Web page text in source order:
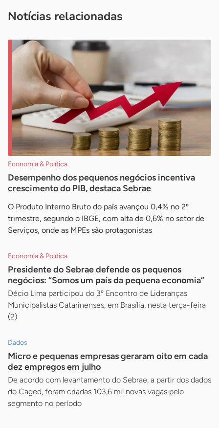
Notícias relacionadas
Economia & Política
Desempenho dos pequenos negócios incentiva
crescimento do PIB, destaca Sebrae
O Produto Interno Bruto do país avançou 0,4% no 2º
trimestre, segundo o IBGE, com alta de 0,6% no setor de
Serviços, onde as MPEs são protagonistas
Economia & Política
Presidente do Sebrae defende os pequenos
negócios: “Somos um país da pequena economia”
Décio Lima participou do 3º Encontro de Lideranças
Municipalistas Catarinenses, em Brasília, nesta terça-feira
(2)
Dados
Micro e pequenas empresas geraram oito em cada
dez empregos em julho
De acordo com levantamento do Sebrae, a partir dos dados
do Caged, foram criadas 103,6 mil novas vagas pelo
segmento no período